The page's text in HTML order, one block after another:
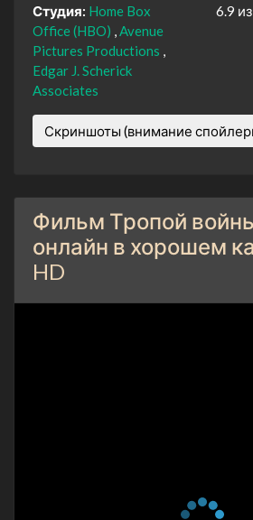
Студия: Home Box
Office (HBO) Avenue
Pictures Productions
Edgar J. Scherick
Associates
6.9
Скриншоты (внимание
Фильм Тропой
онлайн в хорошем
HD